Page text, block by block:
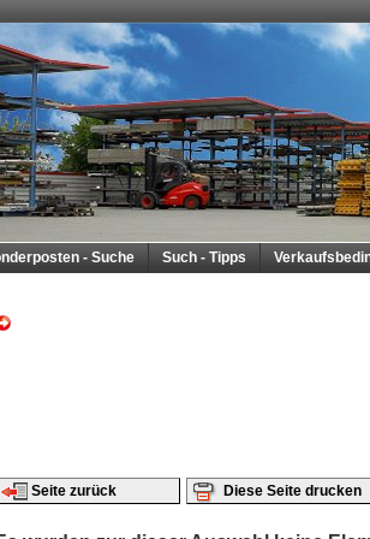
- Suche Such - Tipps
Seite zurück Diese Seite drucken